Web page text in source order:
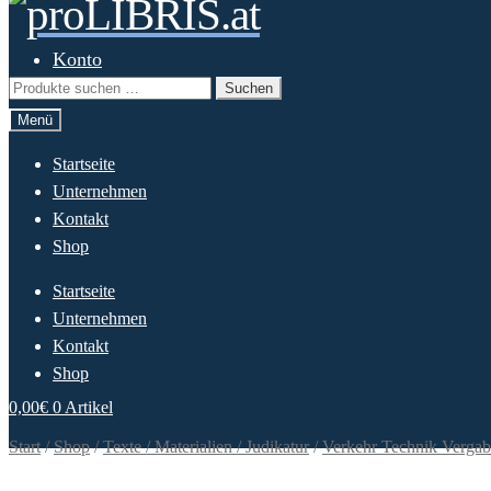
Zur
Navigation
springen
Springe
zum
Inhalt
Konto
Suchen
nach:
Suchen
Menü
Startseite
Unternehmen
Kontakt
Shop
Startseite
Unternehmen
Kontakt
Shop
0,00€ 0 Artikel
Start/Shop/Texte / Materialien / Judikatur/Verkehr Technik